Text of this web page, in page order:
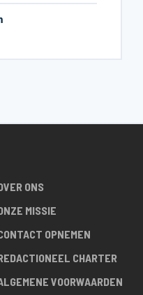
ONS
MISSIE
OPNEMEN
CHARTER
VOORWAARDEN